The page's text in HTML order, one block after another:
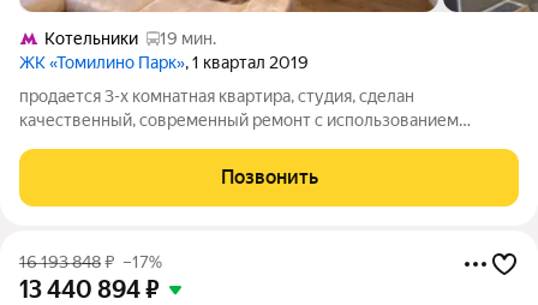
Котельники
19 мин.
ЖК «Томилино Парк», 1 квартал 2019
продается 3-х комнатная квартира, студия, сделан
качественный, современный ремонт с использованием
распашонка, окна выходят на две стороны, в стоимость входит
кухонный гарнитур, вся встроенная
Позвонить
16 193 848₽ –17%
13 440 894₽